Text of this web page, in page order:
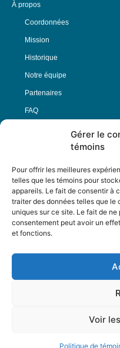
Gérer le
témoins
Pour offrir les meilleures
telles que les témoins pour
appareils. Le fait de consentir à
traiter des données telles que le
uniques sur ce site. Le fait de
consentement peut avoir un
et fonctions.
Voir
Politique de
À propos
Coordonnées
Mission
Historique
Notre équipe
Partenaires
FAQ
Nous Suivre
Contactez-nous :
12-3894 rue Sainte-Catherine Est,